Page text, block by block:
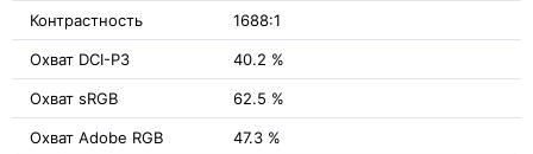
Контрастность 1688:1
Охват DCI-P3 40.2 %
Охват sRGB 62.5 %
Охват Adobe RGB 47.3 %